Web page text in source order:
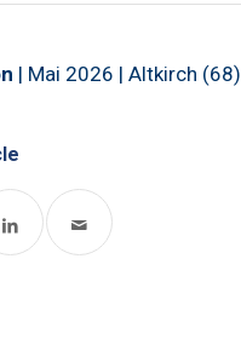
| Mai 2026 | Altkirch (68)